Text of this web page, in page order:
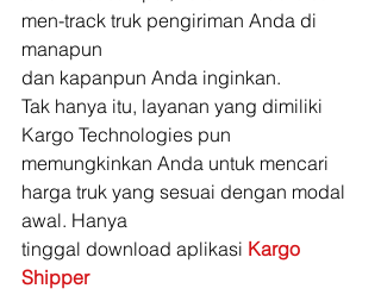
men-track truk pengiriman Anda di
manapun
dan kapanpun Anda inginkan.
Tak hanya itu, layanan yang dimiliki
Kargo Technologies pun
memungkinkan Anda untuk mencari
harga truk yang sesuai dengan modal
awal. Hanya
tinggal download aplikasi Kargo
Shipper